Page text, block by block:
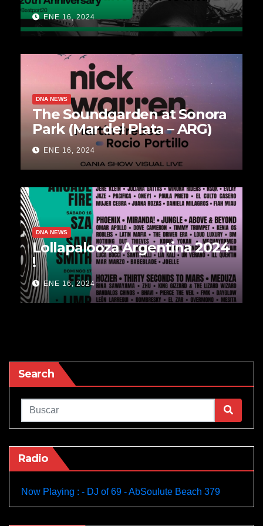
Culture
ENE 16, 2024
DNA NEWS
The Soundgarden at Sonora
Park (Mar del Plata – ARG)
ENE 16, 2024
DNA NEWS
Lollapalooza Argentina 2024
!
ENE 16, 2024
Search
Radio
Now Playing : - DJ of 69 - AbSoulute Beach 379